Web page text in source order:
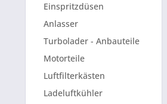
Einspritzdüsen
Anlasser
Turbolader - Anbauteile
Motorteile
Luftfilterkästen
Ladeluftkühler